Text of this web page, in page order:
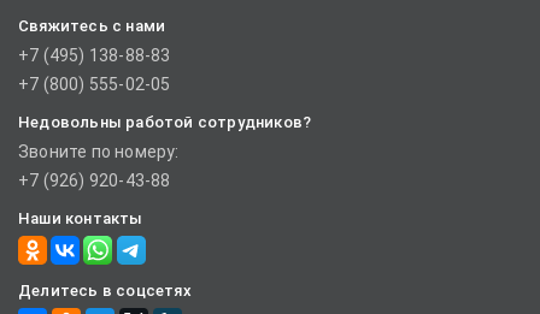
Свяжитесь с нами
+7 (495) 138-88-83
+7 (800) 555-02-05
Недовольны работой сотрудников?
Звоните по номеру:
+7 (926) 920-43-88
Наши контакты
Делитесь в соцсетях